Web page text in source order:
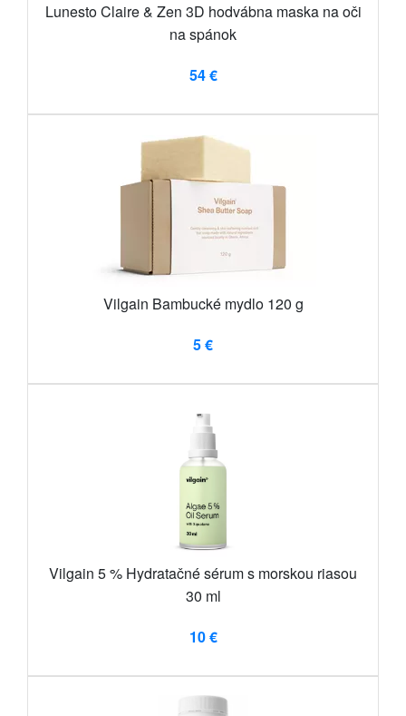
Lunesto Claire & Zen 3D hodvábna maska ​​na oči
na spánok
54 €
Vilgain Bambucké mydlo 120 g
5 €
Vilgain 5 % Hydratačné sérum s morskou riasou
30 ml
10 €